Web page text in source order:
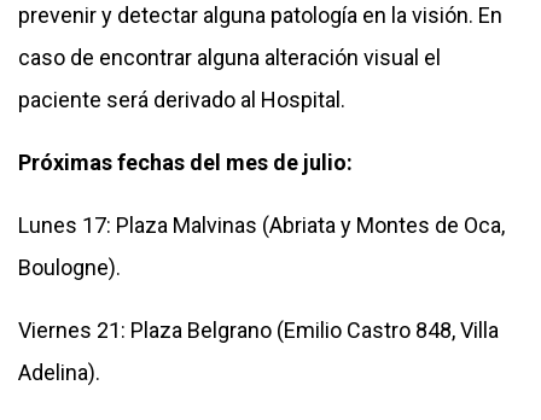
prevenir y detectar alguna patología en la visión. En
caso de encontrar alguna alteración visual el
paciente será derivado al Hospital.
Próximas fechas del mes de julio:
Lunes 17: Plaza Malvinas (Abriata y Montes de Oca,
Boulogne).
Viernes 21: Plaza Belgrano (Emilio Castro 848, Villa
Adelina).